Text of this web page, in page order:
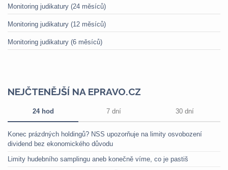
Monitoring judikatury (24 měsíců)
Monitoring judikatury (12 měsíců)
Monitoring judikatury (6 měsíců)
NEJČTENĚJŠÍ NA EPRAVO.CZ
24 hod 7 dní 30 dní
Konec prázdných holdingů? NSS upozorňuje na limity osvobození
dividend bez ekonomického důvodu
Limity hudebního samplingu aneb konečně víme, co je pastiš